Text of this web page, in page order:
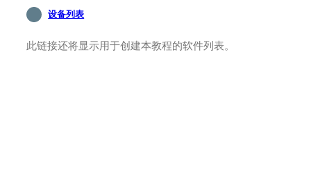
设备列表
此链接还将显示用于创建本教程的软件列表。